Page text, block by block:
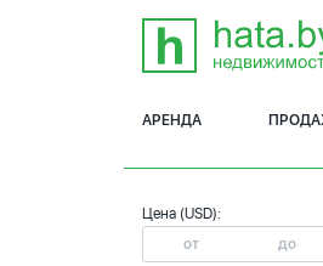
АРЕНДА
Цена (USD):